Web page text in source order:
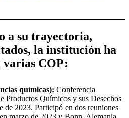
a su trayectoria,
la institución ha
varias COP:
químicas): Conferencia
Productos Químicos y sus Desechos
de 2023. Participó en dos reuniones